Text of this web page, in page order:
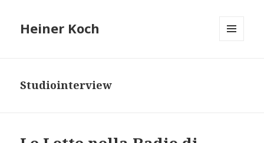
Heiner Koch
Studiointerview